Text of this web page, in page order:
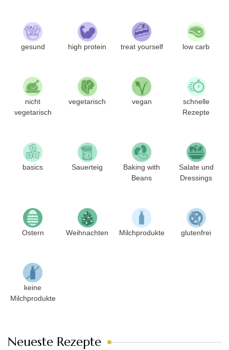
gesund high protein treat yourself low carb
nicht
vegetarisch
vegetarisch vegan
schnelle
Rezepte
basics Sauerteig
Baking with
Beans
Salate und
Dressings
Ostern Weihnachten Milchprodukte glutenfrei
keine
Milchprodukte
Neueste Rezepte